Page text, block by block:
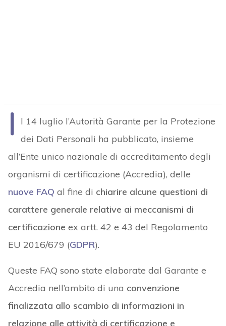
I
l 14 luglio l’Autorità Garante per la Protezione
dei Dati Personali ha pubblicato, insieme
all’Ente unico nazionale di accreditamento degli
organismi di certificazione (Accredia), delle
nuove FAQ al fine di chiarire alcune questioni di
carattere generale relative ai meccanismi di
certificazione ex artt. 42 e 43 del Regolamento
EU 2016/679 (GDPR).
Queste FAQ sono state elaborate dal Garante e
Accredia nell’ambito di una convenzione
finalizzata allo scambio di informazioni in
relazione alle attività di certificazione e